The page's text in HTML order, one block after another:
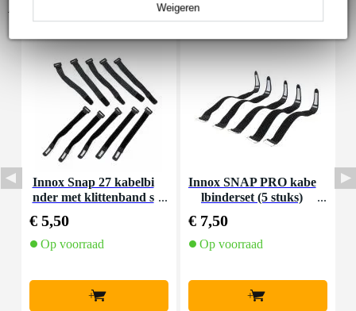
Weigeren
Innox Snap 27 kabelbi
nder met klittenband s
€ 5,50
Op voorraad
+
Innox SNAP PRO kabe
lbinderset (5 stuks)
€ 7,50
Op voorraad
+